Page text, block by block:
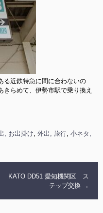
る近鉄特急に間に合わないの
らめて、伊勢市駅で乗り換え
, お出掛け, 外出, 旅行, 小ネタ,
KATO DD51 愛知機関区 ス
テップ交換 →